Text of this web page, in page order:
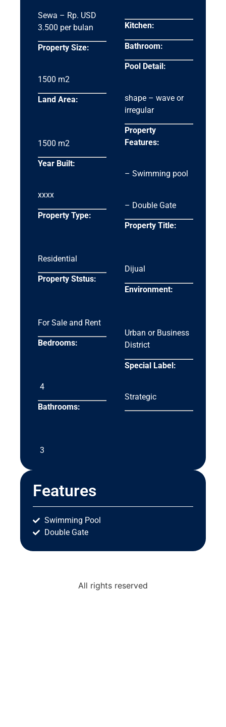
Sewa – Rp. USD
3.500 per bulan
Property Size:
1500 m2
Land Area:
1500 m2
Year Built:
xxxx
Property Type:
Residential
Property Ststus:
For Sale and Rent
Bedrooms:
4
Bathrooms:
3
Kitchen:
Bathroom:
Pool Detail:
shape – wave or
irregular
Property
Features:
– Swimming pool
– Double Gate
Property Title:
Dijual
Environment:
Urban or Business
District
Special Label:
Strategic
Features
Swimming Pool
Double Gate
All rights reserved